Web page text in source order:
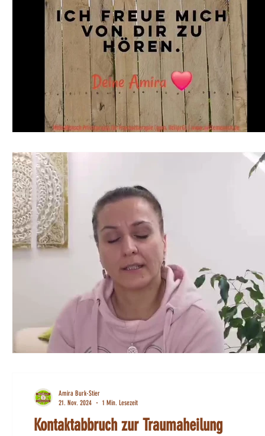
Kontaktabbruch zur Traumaheilung
Amira Burk-Stier
21. Nov. 2024
1 Min. Lesezeit